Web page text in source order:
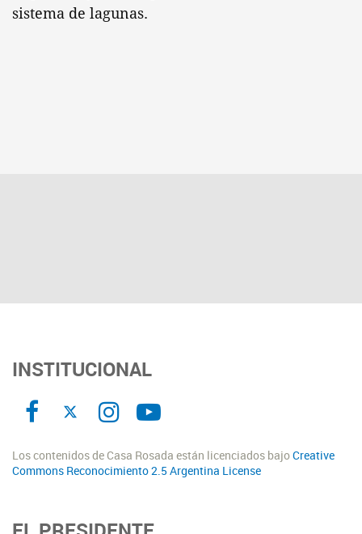
sistema de lagunas.
INSTITUCIONAL
Los contenidos de Casa Rosada están licenciados bajoCreative
Commons Reconocimiento 2.5 Argentina License